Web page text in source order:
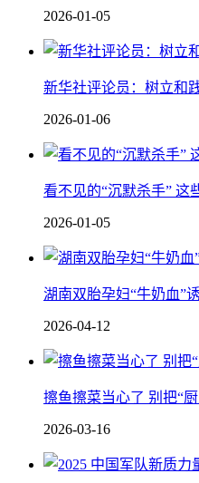
2026-01-05
新华社评论员：树立
2026-01-06
看不见的“沉默杀手” 这
2026-01-05
湖南双胎孕妇“牛奶血”
2026-04-12
擦鱼擦菜当心了 别把“
2026-03-16